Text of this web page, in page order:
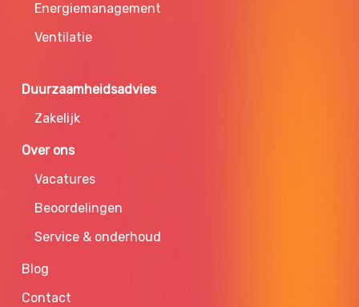
Energiemanagement
Ventilatie
Duurzaamheidsadvies
Zakelijk
Over ons
Vacatures
Beoordelingen
Service & onderhoud
Blog
Contact